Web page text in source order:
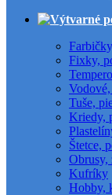
Fixky,
Tuše,
Kriedy,
Štetce,
Obrusy,
Kufríky
Hobby,